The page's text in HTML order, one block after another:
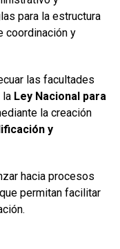
para la estructura
coordinación y
las facultades
la Ley Nacional para
la creación
y
hacia procesos
permitan facilitar